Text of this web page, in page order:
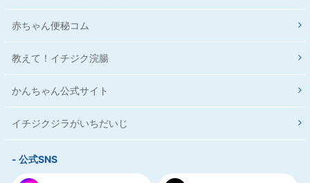
赤ちゃん便秘コム
教えて！イチジク浣腸
かんちゃん公式サイト
イチジクジラがいちだいじ
- 公式SNS